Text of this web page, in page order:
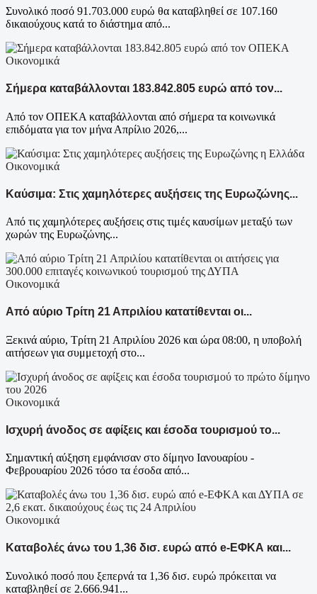
Συνολικό ποσό 91.703.000 ευρώ θα καταβληθεί σε 107.160
δικαιούχους κατά το διάστημα από...
Οικονομικά
Σήμερα καταβάλλονται 183.842.805 ευρώ από τον...
Από τον ΟΠΕΚΑ καταβάλλονται από σήμερα τα κοινωνικά
επιδόματα για τον μήνα Απρίλιο 2026,...
Οικονομικά
Καύσιμα: Στις χαμηλότερες αυξήσεις της Ευρωζώνης...
Από τις χαμηλότερες αυξήσεις στις τιμές καυσίμων μεταξύ των
χωρών της Ευρωζώνης...
Οικονομικά
Από αύριο Τρίτη 21 Απριλίου κατατίθενται οι...
Ξεκινά αύριο, Τρίτη 21 Απριλίου 2026 και ώρα 08:00, η υποβολή
αιτήσεων για συμμετοχή στο...
Οικονομικά
Ισχυρή άνοδος σε αφίξεις και έσοδα τουρισμού το...
Σημαντική αύξηση εμφάνισαν στο δίμηνο Ιανουαρίου -
Φεβρουαρίου 2026 τόσο τα έσοδα από...
Οικονομικά
Καταβολές άνω του 1,36 δισ. ευρώ από e-ΕΦΚΑ και...
Συνολικό ποσό που ξεπερνά τα 1,36 δισ. ευρώ πρόκειται να
καταβληθεί σε 2.666.941...